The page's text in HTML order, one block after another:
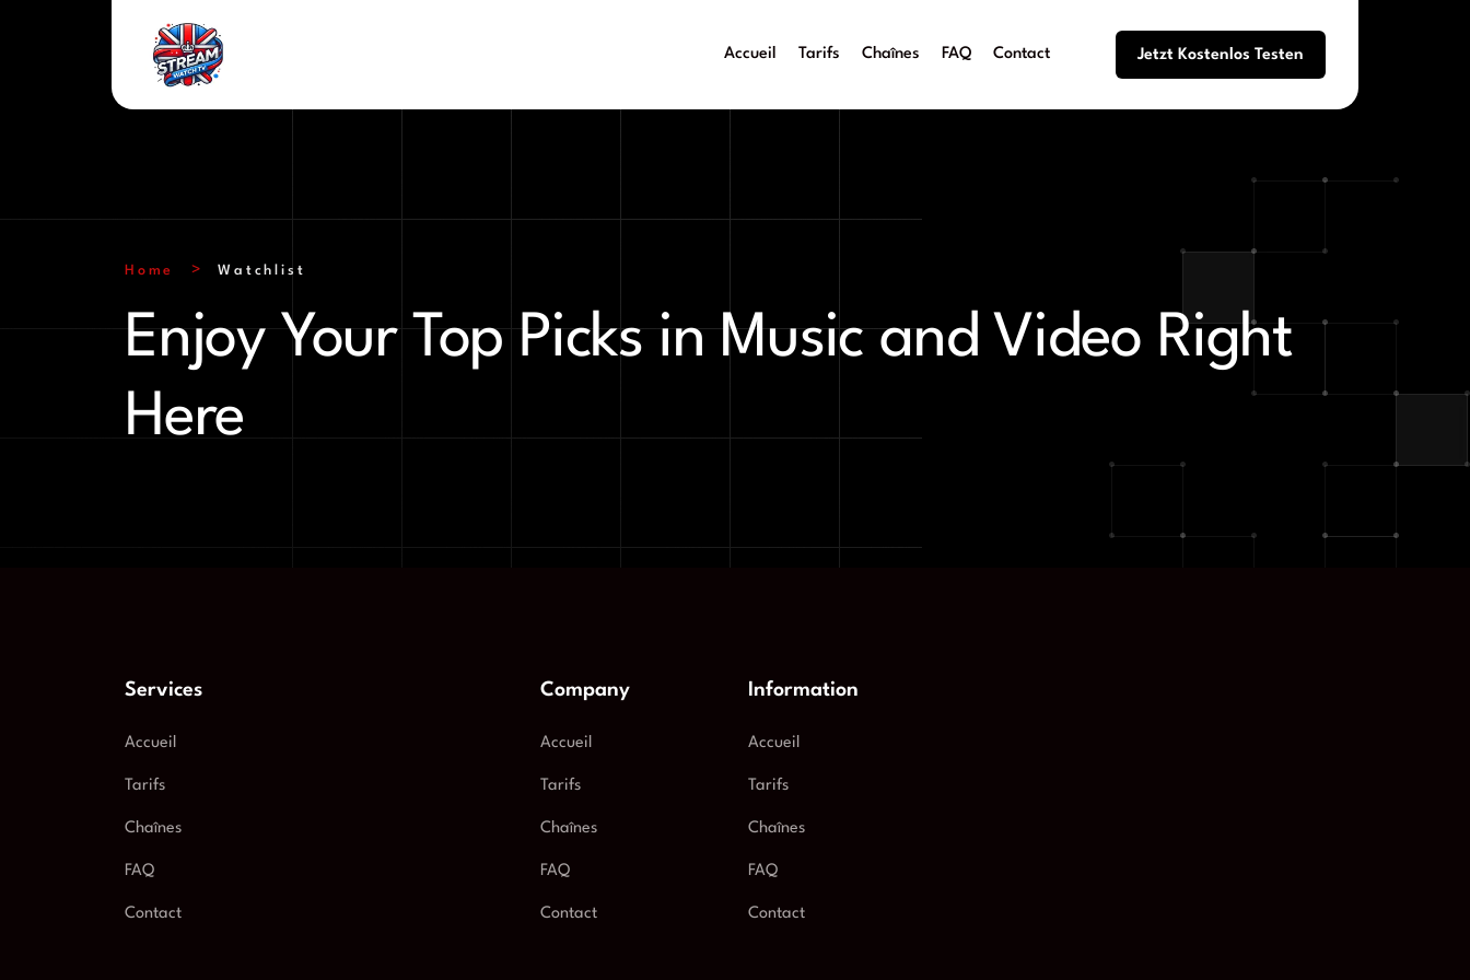
Accueil Tarifs Chaînes FAQ Contact Jetzt Kostenlos Testen
Home Watchlist
Enjoy Your Top Picks in Music and Video Right
Here
Services
Accueil
Tarifs
Chaînes
FAQ
Contact
Company
Accueil
Tarifs
Chaînes
FAQ
Contact
Information
Accueil
Tarifs
Chaînes
FAQ
Contact